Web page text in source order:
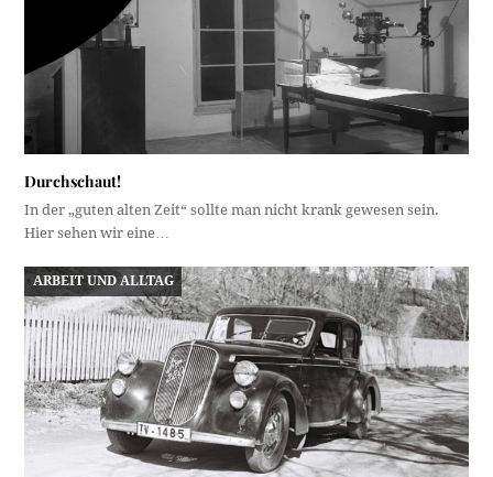
Durchschaut!
In der „guten alten Zeit“ sollte man nicht krank gewesen sein.
Hier sehen wir eine…
ARBEIT UND ALLTAG